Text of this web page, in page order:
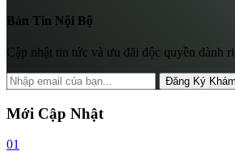
Bản Tin Nội Bộ
Cập nhật tin tức và ưu đãi độc quyền dành
Đăng Ký
Mới Cập Nhật
01